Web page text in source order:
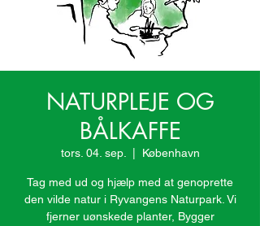
NATURPLEJE OG
BÅLKAFFE
tors. 04. sep. København
Tag med ud og hjælp med at genoprette
den vilde natur i Ryvangens Naturpark. Vi
fjerner uønskede planter, Bygger